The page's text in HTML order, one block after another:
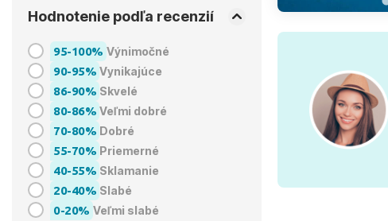
Hodnotenie podľa recenzií
95-100% Výnimočné
90-95% Vynikajúce
86-90% Skvelé
80-86% Veľmi dobré
70-80% Dobré
55-70% Priemerné
40-55% Sklamanie
20-40% Slabé
0-20% Veľmi slabé